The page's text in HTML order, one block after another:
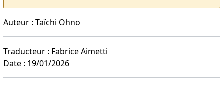
Auteur : Taïchi Ohno
Traducteur : Fabrice Aimetti
Date : 19/01/2026